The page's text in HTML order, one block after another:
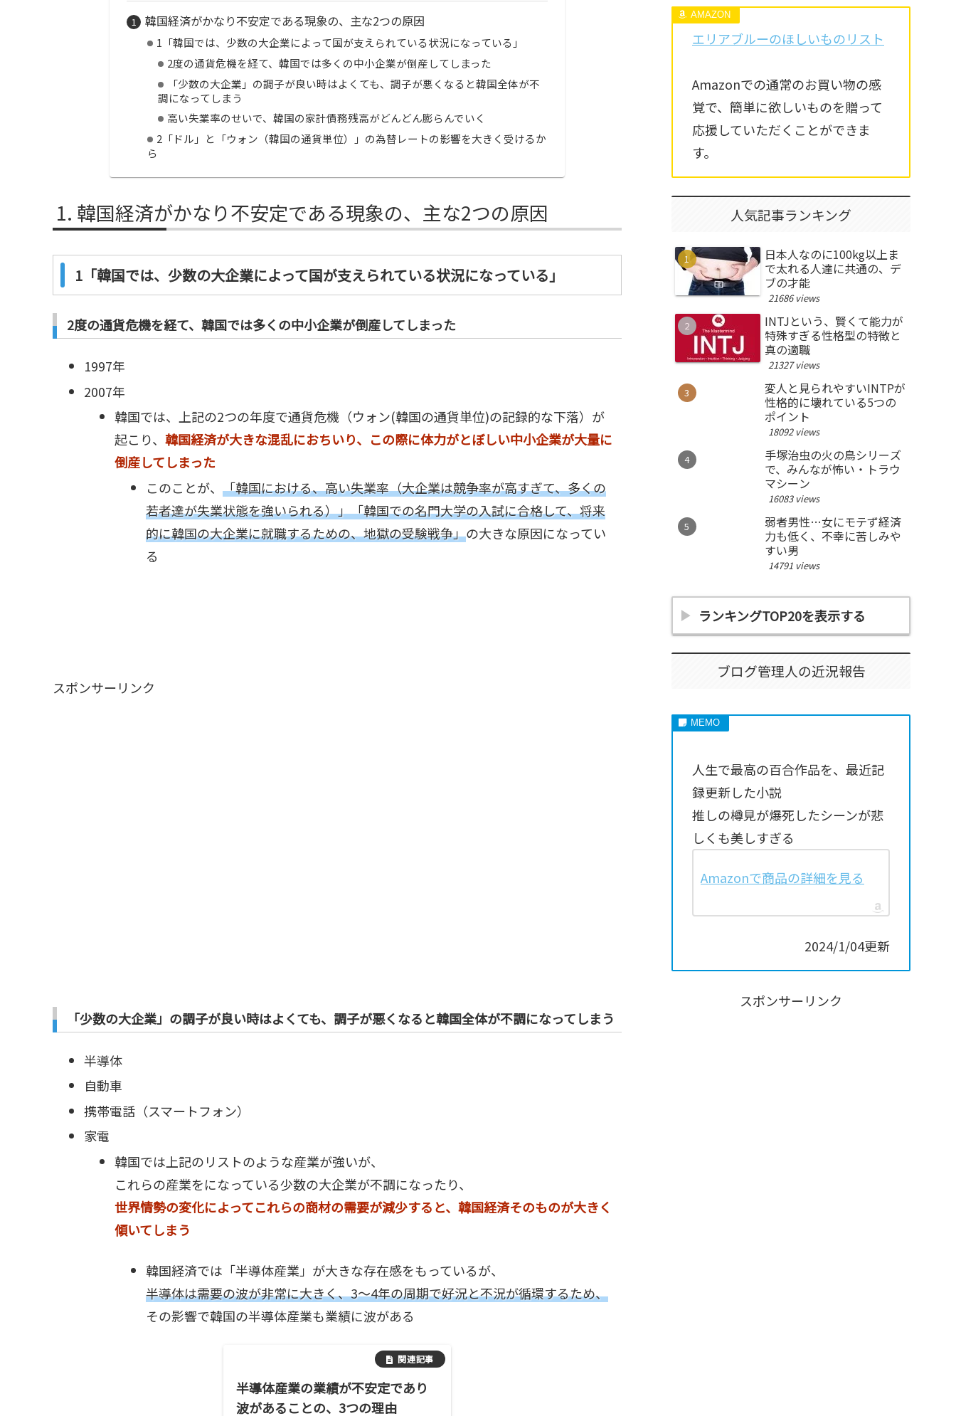
韓国経済がかなり不安定である現象の、主な2つの原因
1「韓国では、少数の大企業によって国が支えられている状況になっている」
2度の通貨危機を経て、韓国では多くの中小企業が倒産してしまった
「少数の大企業」の調子が良い時はよくても、調子が悪くなると韓国全体が不
調になってしまう
高い失業率のせいで、韓国の家計債務残高がどんどん膨らんでいく
2「ドル」と「ウォン（韓国の通貨単位）」の為替レートの影響を大きく受けるか
ら
韓国経済がかなり不安定である現象の、主な2つの原因
1「韓国では、少数の大企業によって国が支えられている状況になっている」
2度の通貨危機を経て、韓国では多くの中小企業が倒産してしまった
1997年
2007年
韓国では、上記の2つの年度で通貨危機（ウォン(韓国の通貨単位)の記録的な下落）が
起こり、韓国経済が大きな混乱におちいり、この際に体力がとぼしい中小企業が大量に
倒産してしまった
このことが、 「韓国における、高い失業率（大企業は競争率が高すぎて、多くの
若者達が失業状態を強いられる）」「韓国での名門大学の入試に合格して、将来
的に韓国の大企業に就職するための、地獄の受験戦争」の大きな原因になってい
る
スポンサーリンク
「少数の大企業」の調子が良い時はよくても、調子が悪くなると韓国全体が不調になってしまう
半導体
自動車
携帯電話（スマートフォン）
家電
韓国では上記のリストのような産業が強いが、
これらの産業をになっている少数の大企業が不調になったり、
世界情勢の変化によってこれらの商材の需要が減少すると、韓国経済そのものが大きく
傾いてしまう
韓国経済では「半導体産業」が大きな存在感をもっているが、
半導体は需要の波が非常に大きく、3～4年の周期で好況と不況が循環するため、
その影響で韓国の半導体産業も業績に波がある
半導体産業の業績が不安定であり
波があることの、3つの理由
エリアブルーのほしいものリスト
Amazonでの通常のお買い物の感
覚で、簡単に欲しいものを贈って
応援していただくことができま
す。
人気記事ランキング
日本人なのに100kg以上ま
で太れる人達に共通の、デ
ブの才能
21686 views
INTJという、賢くて能力が
特殊すぎる性格型の特徴と
真の適職
21327 views
変人と見られやすいINTPが
性格的に壊れている5つの
ポイント
18092 views
手塚治虫の火の鳥シリーズ
で、みんなが怖い・トラウ
マシーン
16083 views
弱者男性…女にモテず経済
力も低く、不幸に苦しみや
すい男
14791 views
ランキングTOP20を表示する
ブログ管理人の近況報告
人生で最高の百合作品を、最近記
録更新した小説
推しの樽見が爆死したシーンが悲
しくも美しすぎる
Amazonで商品の詳細を見る
2024/1/04更新
スポンサーリンク